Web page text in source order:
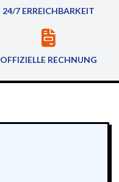
24/7 ERREICHBARKEIT
OFFIZIELLE RECHNUNG